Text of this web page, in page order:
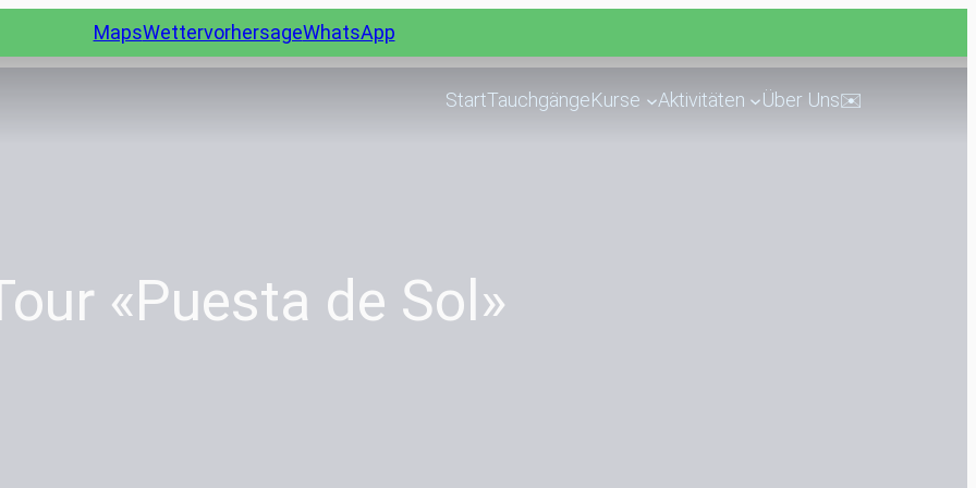
MapsWettervorhersageWhatsApp
StartTauchgängeKurse Aktivitäten Über Uns✉️
«Puesta de Sol»